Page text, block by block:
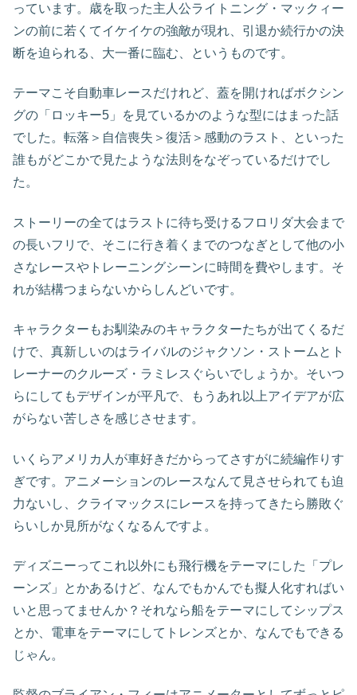
っています。歳を取った主人公ライトニング・マックィー
ンの前に若くてイケイケの強敵が現れ、引退か続行かの決
断を迫られる、大一番に臨む、というものです。
テーマこそ自動車レースだけれど、蓋を開ければボクシン
グの「ロッキー5」を見ているかのような型にはまった話
でした。転落＞自信喪失＞復活＞感動のラスト、といった
誰もがどこかで見たような法則をなぞっているだけでし
た。
ストーリーの全てはラストに待ち受けるフロリダ大会まで
の長いフリで、そこに行き着くまでのつなぎとして他の小
さなレースやトレーニングシーンに時間を費やします。そ
れが結構つまらないからしんどいです。
キャラクターもお馴染みのキャラクターたちが出てくるだ
けで、真新しいのはライバルのジャクソン・ストームとト
レーナーのクルーズ・ラミレスぐらいでしょうか。そいつ
らにしてもデザインが平凡で、もうあれ以上アイデアが広
がらない苦しさを感じさせます。
いくらアメリカ人が車好きだからってさすがに続編作りす
ぎです。アニメーションのレースなんて見させられても迫
力ないし、クライマックスにレースを持ってきたら勝敗ぐ
らいしか見所がなくなるんですよ。
ディズニーってこれ以外にも飛行機をテーマにした「プレ
ーンズ」とかあるけど、なんでもかんでも擬人化すればい
いと思ってませんか？それなら船をテーマにしてシップス
とか、電車をテーマにしてトレンズとか、なんでもできる
じゃん。